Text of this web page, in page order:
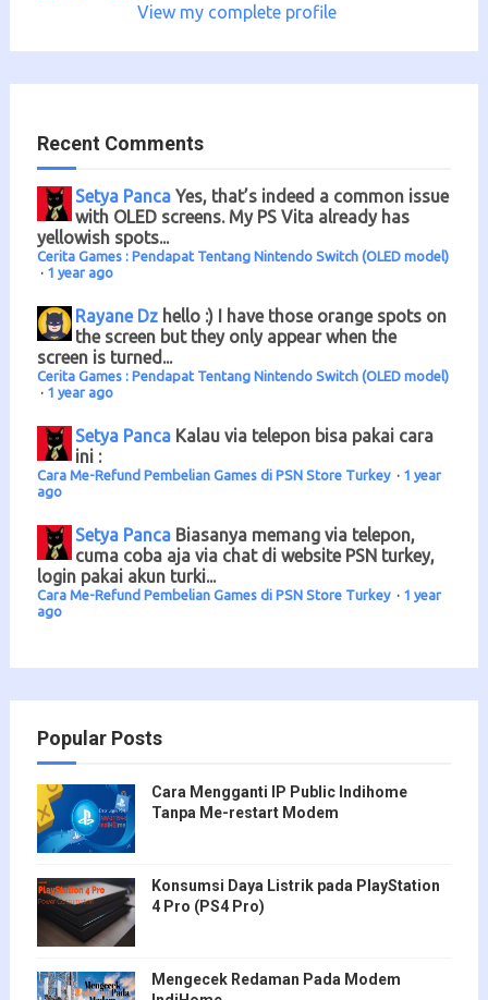
View my complete profile
Recent Comments
Setya Panca Yes, that’s indeed a common issue
with OLED screens. My PS Vita already has
yellowish spots...
Cerita Games : Pendapat Tentang Nintendo Switch (OLED model)
· 1 year ago
Rayane Dz hello :) I have those orange spots on
the screen but they only appear when the
screen is turned...
Cerita Games : Pendapat Tentang Nintendo Switch (OLED model)
· 1 year ago
Setya Panca Kalau via telepon bisa pakai cara
ini :
Cara Me-Refund Pembelian Games di PSN Store Turkey · 1 year
ago
Setya Panca Biasanya memang via telepon,
cuma coba aja via chat di website PSN turkey,
login pakai akun turki...
Cara Me-Refund Pembelian Games di PSN Store Turkey · 1 year
ago
Popular Posts
Cara Mengganti IP Public Indihome
Tanpa Me-restart Modem
Konsumsi Daya Listrik pada PlayStation
4 Pro (PS4 Pro)
Mengecek Redaman Pada Modem